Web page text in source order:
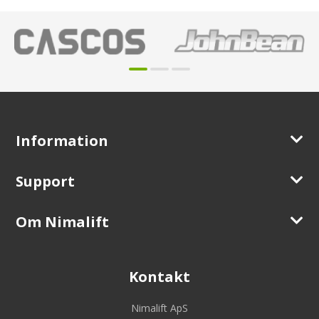
Information
Support
Om Nimalift
Kontakt
Nimalift ApS